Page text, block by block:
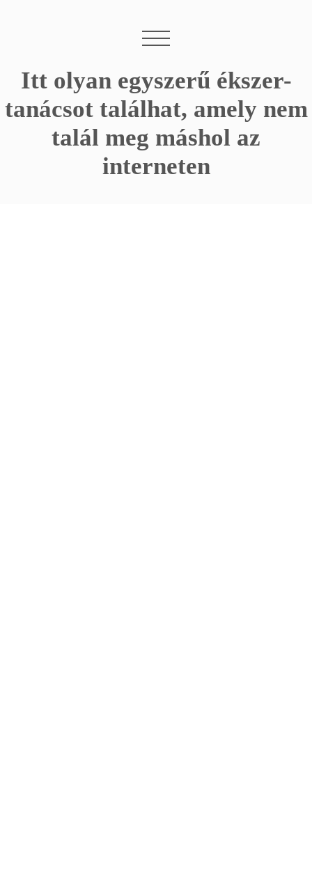
Itt olyan egyszerű ékszer-
tanácsot találhat, amely nem
talál meg máshol az
interneten